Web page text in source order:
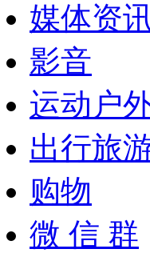
媒体资
影音
运动户
出行旅
购物
微 信 群